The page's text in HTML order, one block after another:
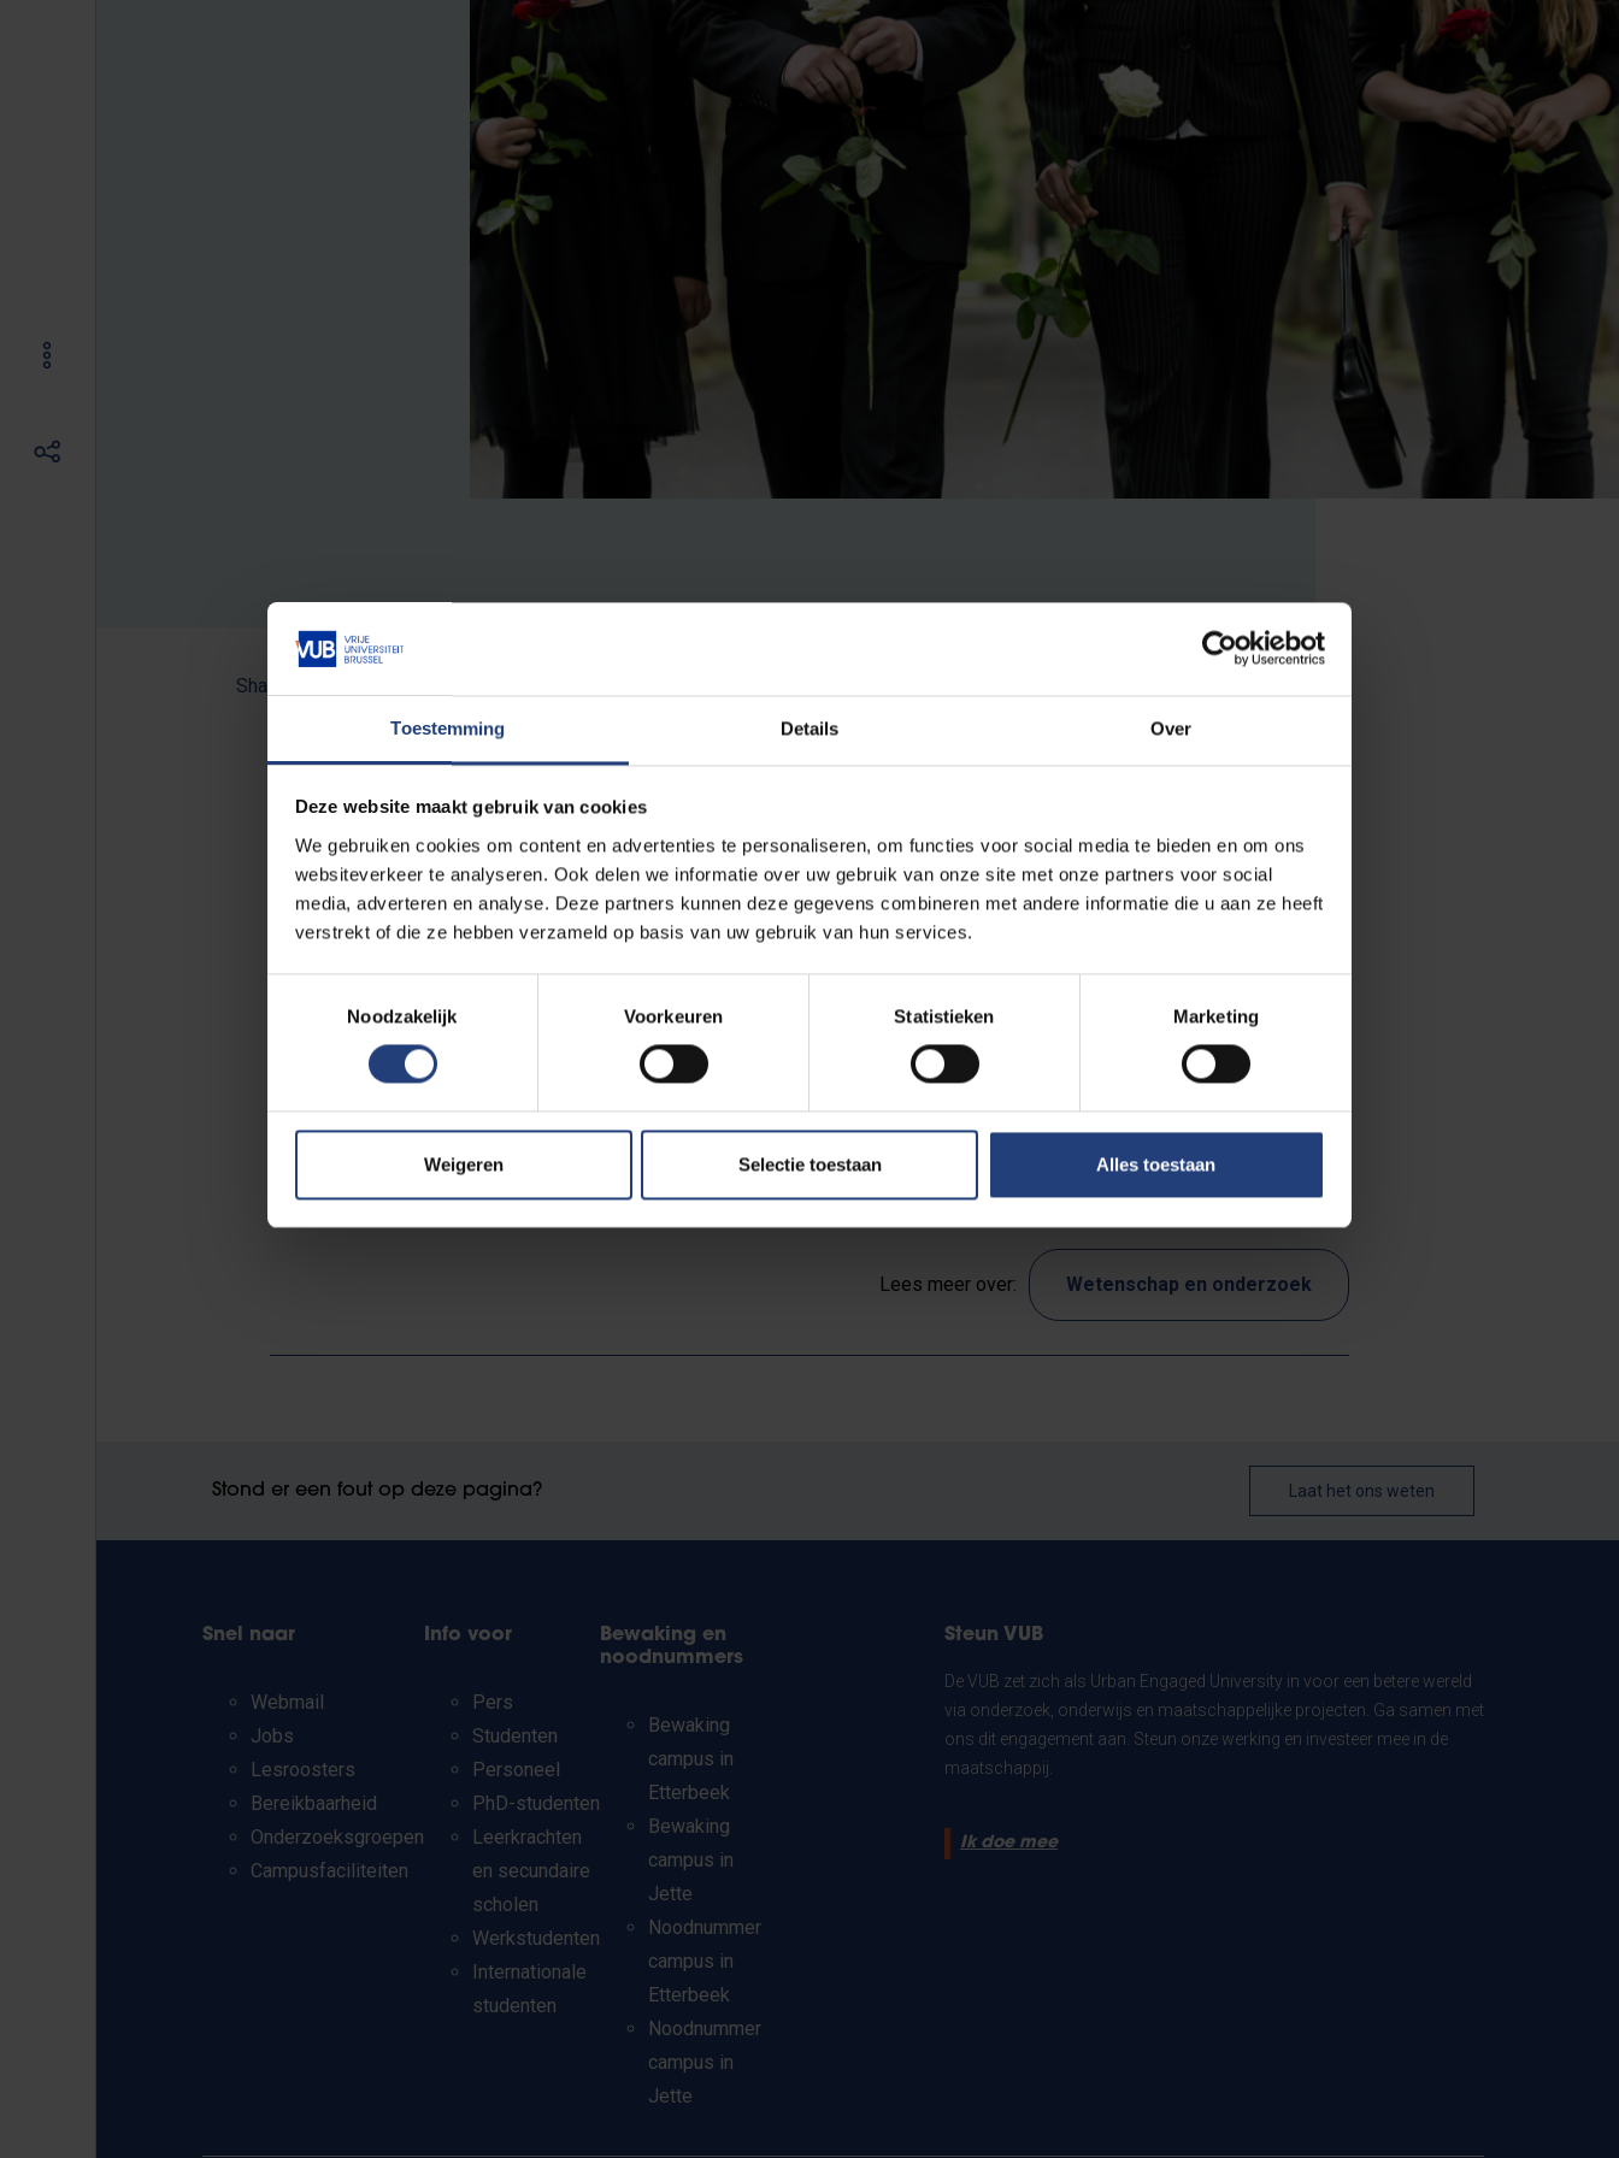
Toestemming Details Over
Deze website maakt gebruik van cookies
We gebruiken cookies om content en advertenties te personaliseren, om functies voor social media te bieden en om ons
websiteverkeer te analyseren. Ook delen we informatie over uw gebruik van onze site met onze partners voor social
media, adverteren en analyse. Deze partners kunnen deze gegevens combineren met andere informatie die u aan ze heeft
verstrekt of die ze hebben verzameld op basis van uw gebruik van hun services.
Noodzakelijk
Voorkeuren Statistieken Marketing
Weigeren Selectie toestaan Alles toestaan
Share:
Dat de coronacrisis resulteert in oversterfte, zal wellicht niemand verbazen. Maar om hoeveel extra gevallen
gaat het? Dat is precies wat professorJohan Surkyn van de VUB-onderzoeksgroep Interface Demography
heeft onderzocht. Tijdens de maanden maart en april, het hoogtepunt van de crisis, zijn er twee keer zoveel
rusthuisbewoners overleden als verwacht. Brussel en Limburg zijn daarbij de zwaarst getroffen gebieden in ons
land. Elders bedraagt de oversterfte zo'n 35 procent. Professor Surkyn bestudeerde ook de cijfers van
Nederland. Lees meer opvrt.be.
Lees meer over: Wetenschap en onderzoek
Stond er een fout op deze pagina? Laat het ons weten
Snel naar
Webmail
Jobs
Lesroosters
Bereikbaarheid
Onderzoeksgroepen
Campusfaciliteiten
Info voor
Pers
Studenten
Personeel
PhD-studenten
Leerkrachten
en secundaire
scholen
Werkstudenten
Internationale
studenten
Bewaking en
noodnummers
Bewaking
campus in
Etterbeek
Bewaking
campus in
Jette
Noodnummer
campus in
Etterbeek
Noodnummer
campus in
Jette
Steun VUB
De VUB zet zich als Urban Engaged University in voor een betere wereld
via onderzoek, onderwijs en maatschappelijke projecten. Ga samen met
ons dit engagement aan. Steun onze werking en investeer mee in de
maatschappij.
Ik doe mee